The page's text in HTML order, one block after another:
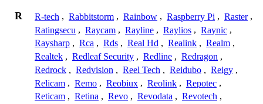
R R-tech , Rabbitstorm , Rainbow , Raspberry Pi , Raster ,
Ratingsecu , Raycam , Rayline , Raylios , Raynic ,
Raysharp , Rca , Rds , Real Hd , Realink , Realm ,
Realtek , Redleaf Security , Redline , Redragon ,
Redrock , Redvision , Reel Tech , Reidubo , Reigy ,
Relicam , Remo , Reobiux , Reolink , Repotec ,
Reticam , Retina , Revo , Revodata , Revotech ,